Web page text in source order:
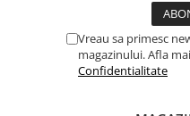
Vreau sa primesc
magazinului. Afla
Confidentialitate